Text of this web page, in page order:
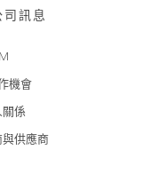
訊息
機會
關係
與供應商